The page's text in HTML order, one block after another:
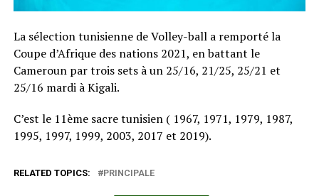
La sélection tunisienne de Volley-ball a remporté la
Coupe d’Afrique des nations 2021, en battant le
Cameroun par trois sets à un 25/16, 21/25, 25/21 et
25/16 mardi à Kigali.
C’est le 11ème sacre tunisien ( 1967, 1971, 1979, 1987,
1995, 1997, 1999, 2003, 2017 et 2019).
RELATED TOPICS: PRINCIPALE